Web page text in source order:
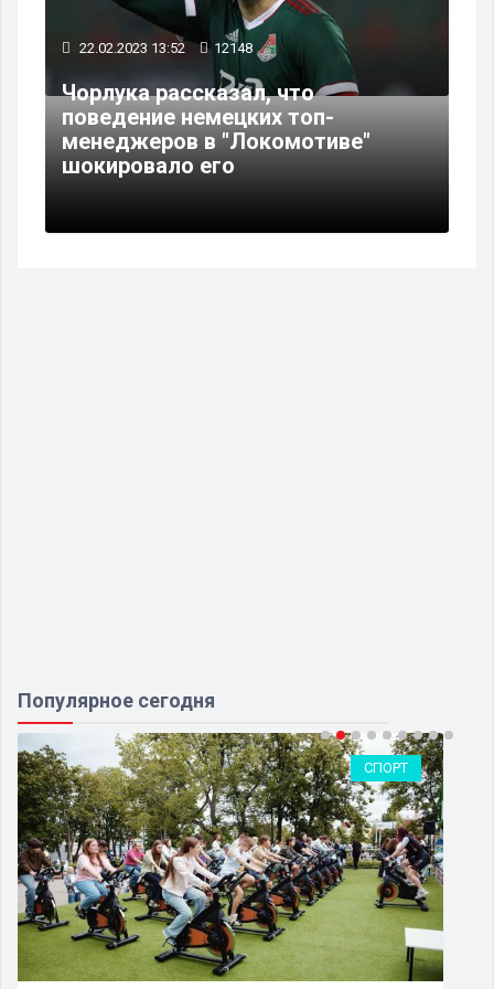
22.02.2023 13:52 12148
Чорлука рассказал, что
поведение немецких топ-
менеджеров в "Локомотиве"
шокировало его
Популярное сегодня
СПОРТ